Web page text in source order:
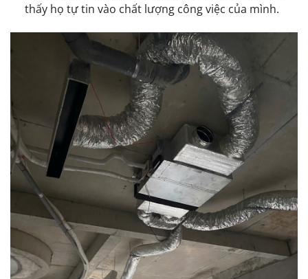
thấy họ tự tin vào chất lượng công việc của mình.